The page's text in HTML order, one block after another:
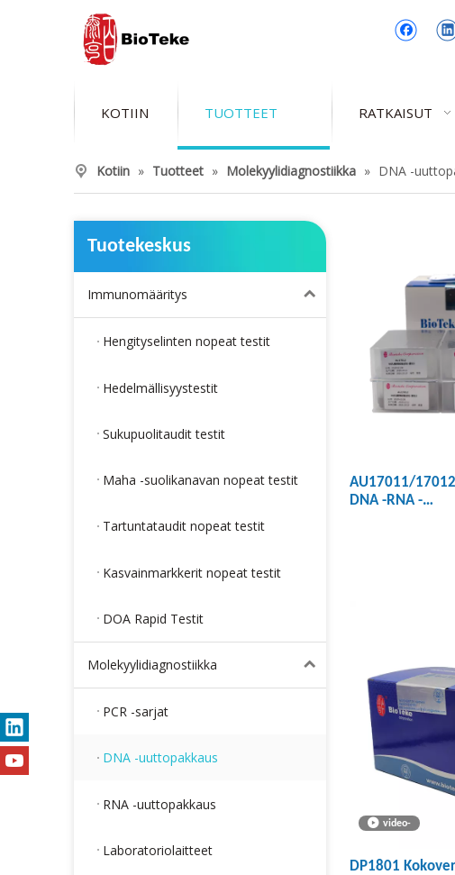
KOTIIN TUOTTEET RATKAISUT
Kotiin » Tuotteet » Molekyylidiagnostiikka » DNA -
Tuotekeskus
Immunomääritys
Hengityselinten nopeat testit
Hedelmällisyystestit
Sukupuolitaudit testit
Maha -suolikanavan nopeat testit
Tartuntataudit nopeat testit
Kasvainmarkkerit nopeat testit
DOA Rapid Testit
Molekyylidiagnostiikka
PCR -sarjat
DNA -uuttopakkaus
RNA -uuttopakkaus
Laboratoriolaitteet
AU17011/
DNA -RNA -
video-
DP1801